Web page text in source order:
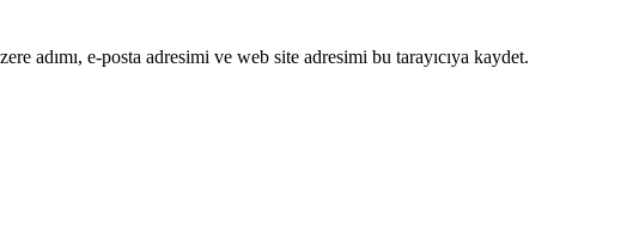
adımı, e-posta adresimi ve web site adresimi bu tarayıcıya kaydet.